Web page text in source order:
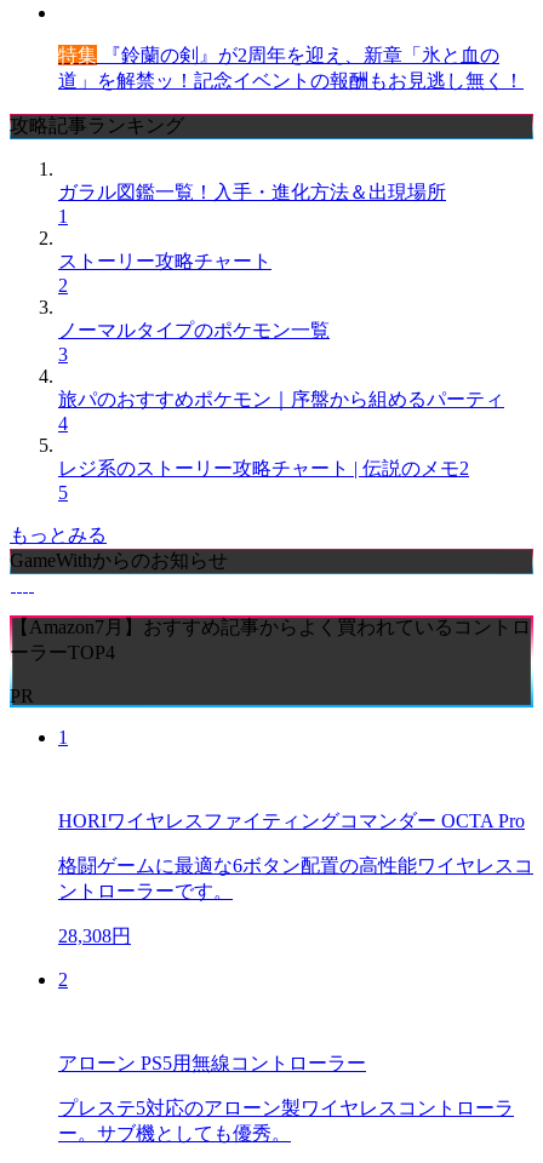
特集 『鈴蘭の剣』が2周年を迎え、新章「氷と血の
道」を解禁ッ！記念イベントの報酬もお見逃し無く！
攻略記事ランキング
ガラル図鑑一覧！入手・進化方法＆出現場所
1
ストーリー攻略チャート
2
ノーマルタイプのポケモン一覧
3
旅パのおすすめポケモン｜序盤から組めるパーティ
4
レジ系のストーリー攻略チャート | 伝説のメモ2
5
もっとみる
GameWithからのお知らせ
【Amazon7月】おすすめ記事からよく買われているコントロ
ーラーTOP4
PR
1
HORIワイヤレスファイティングコマンダー OCTA Pro
格闘ゲームに最適な6ボタン配置の高性能ワイヤレスコ
ントローラーです。
28,308円
2
アローン PS5用無線コントローラー
プレステ5対応のアローン製ワイヤレスコントローラ
ー。サブ機としても優秀。